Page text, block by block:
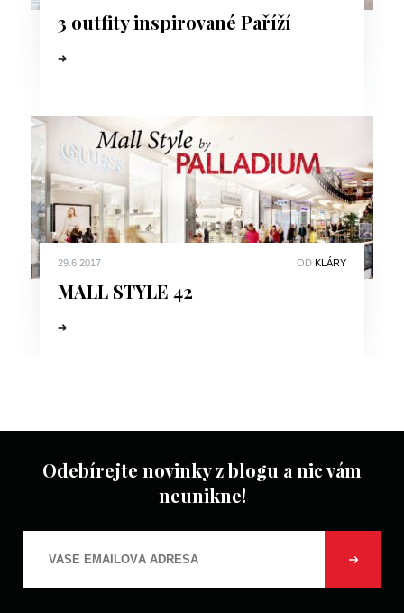
3 outfity inspirované Paříží
29.6.2017 OD KLÁRY
MALL STYLE 42
Odebírejte novinky z blogu a nic vám
neunikne!